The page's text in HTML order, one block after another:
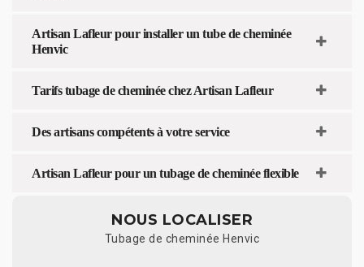
Artisan Lafleur pour installer un tube de cheminée
Henvic
Tarifs tubage de cheminée chez Artisan Lafleur
Des artisans compétents à votre service
Artisan Lafleur pour un tubage de cheminée flexible
NOUS LOCALISER
Tubage de cheminée Henvic